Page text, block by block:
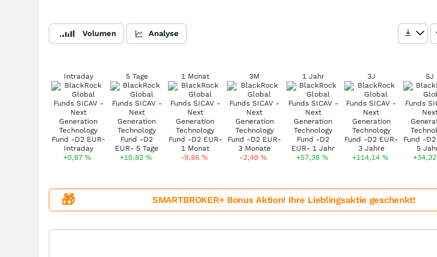
Volumen Analyse
Intraday
+0,87%
5 Tage
+10,82 %
1 Monat
-9,86 %
3M
-2,49%
1 Jahr
+57,38 %
3J
+114,14 %
5J
+34,32
🎁 SMARTBROKER+ Bonus Aktion! Ihre Lieblingsaktie geschenkt!